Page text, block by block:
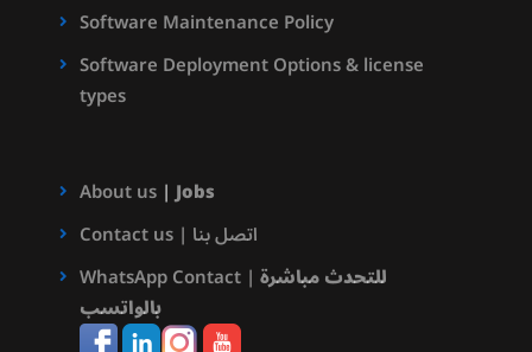
Software Maintenance Policy
Software Deployment Options & license
types
About us|Jobs
Contact us | اتصل بنا
WhatsApp Contact | للتحدث مباشرة
بالواتسب